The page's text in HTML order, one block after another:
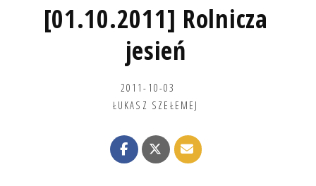
[01.10.2011] Rolnicza
jesień
2011-10-03
ŁUKASZ SZEŁEMEJ